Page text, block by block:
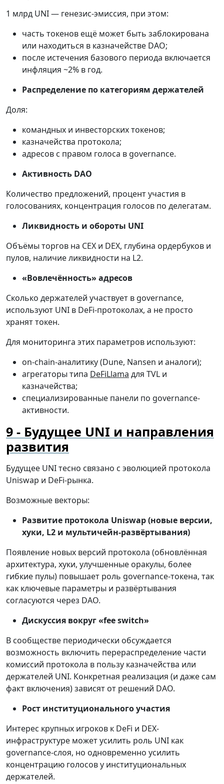
1 млрд UNI — генезис-эмиссия, при этом:
часть токенов ещё может быть заблокирована
или находиться в казначействе DAO;
после истечения базового периода включается
инфляция ~2% в год.
Распределение по категориям держателей
Доля:
командных и инвесторских токенов;
казначейства протокола;
адресов с правом голоса в governance.
Активность DAO
Количество предложений, процент участия в
голосованиях, концентрация голосов по делегатам.
Ликвидность и обороты UNI
Объёмы торгов на CEX и DEX, глубина ордербуков и
пулов, наличие ликвидности на L2.
«Вовлечённость» адресов
Сколько держателей участвует в governance,
используют UNI в DeFi-протоколах, а не просто
хранят токен.
Для мониторинга этих параметров используют:
on-chain-аналитику (Dune, Nansen и аналоги);
агрегаторы типа DeFiLlama для TVL и
казначейства;
специализированные панели по governance-
активности.
Будущее UNI и направления
развития
Будущее UNI тесно связано с эволюцией протокола
Uniswap и DeFi-рынка.
Возможные векторы:
Развитие протокола Uniswap (новые версии,
хуки, L2 и мультичейн-развёртывания)
Появление новых версий протокола (обновлённая
архитектура, хуки, улучшенные оракулы, более
гибкие пулы) повышает роль governance-токена, так
как ключевые параметры и развёртывания
согласуются через DAO.
Дискуссия вокруг «fee switch»
В сообществе периодически обсуждается
возможность включить перераспределение части
комиссий протокола в пользу казначейства или
держателей UNI. Конкретная реализация (и даже сам
факт включения) зависят от решений DAO.
Рост институционального участия
Интерес крупных игроков к DeFi и DEX-
инфраструктуре может усилить роль UNI как
governance-слоя, но одновременно усилить
концентрацию голосов у институциональных
держателей.